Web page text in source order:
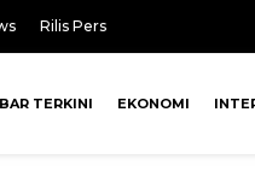
Rilis Pers
TERKINI EKONOMI